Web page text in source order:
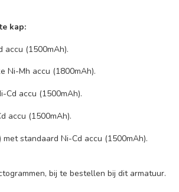
kap:
accu (1500mAh).
Ni-Mh accu (1800mAh).
Cd accu (1500mAh).
accu (1500mAh).
standaard Ni-Cd accu (1500mAh).
bij te bestellen bij dit armatuur.